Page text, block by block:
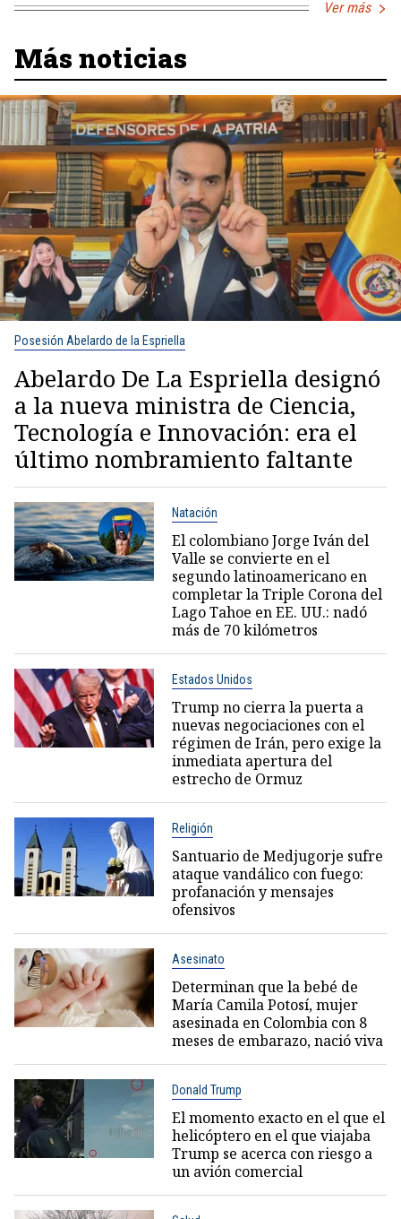
Ver más
Más noticias
Posesión Abelardo de la Espriella
Abelardo De La Espriella designó
a la nueva ministra de Ciencia,
Tecnología e Innovación: era el
último nombramiento faltante
Natación
El colombiano Jorge Iván del
Valle se convierte en el
segundo latinoamericano en
completar la Triple Corona del
Lago Tahoe en EE. UU.: nadó
más de 70 kilómetros
Estados Unidos
Trump no cierra la puerta a
nuevas negociaciones con el
régimen de Irán, pero exige la
inmediata apertura del
estrecho de Ormuz
Religión
Santuario de Medjugorje sufre
ataque vandálico con fuego:
profanación y mensajes
ofensivos
Asesinato
Determinan que la bebé de
María Camila Potosí, mujer
asesinada en Colombia con 8
meses de embarazo, nació viva
Donald Trump
El momento exacto en el que el
helicóptero en el que viajaba
Trump se acerca con riesgo a
un avión comercial